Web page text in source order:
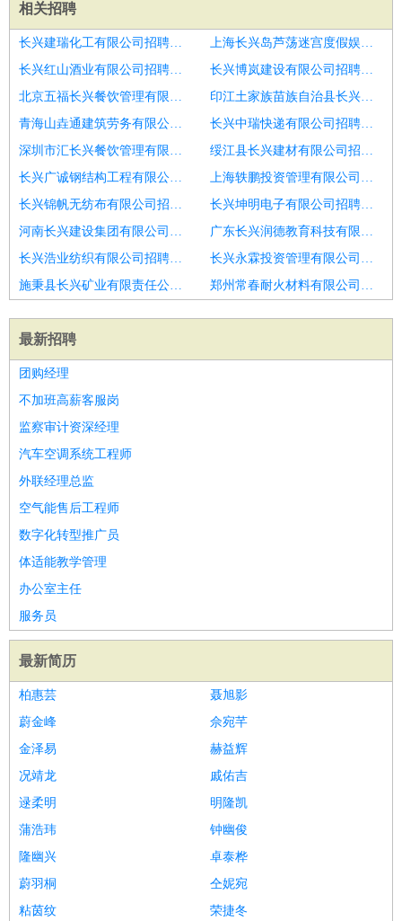
相关招聘
长兴建瑞化工有限公司招聘通信技术支持工程师
上海长兴岛芦荡迷宫度假娱乐有限公司招聘售前技术支持工程师
长兴红山酒业有限公司招聘大客户服务经理售后技术支持
长兴博岚建设有限公司招聘技术支持工程师
北京五福长兴餐饮管理有限责任公司招聘售前售后技术支持
印江土家族苗族自治县长兴小额贷款有限责任公司招聘售前技术支持工程师
青海山垚通建筑劳务有限公司招聘运维经理
长兴中瑞快递有限公司招聘软件售后技术支持
深圳市汇长兴餐饮管理有限公司招聘断桥门窗大工
绥江县长兴建材有限公司招聘钢结构工程师
长兴广诚钢结构工程有限公司招聘驻点）系统集成技术员
上海轶鹏投资管理有限公司招聘售后技术支持主管
长兴锦帆无纺布有限公司招聘技术支持
长兴坤明电子有限公司招聘苏州技术支持工程师
河南长兴建设集团有限公司晋中防腐保温公司招聘暖通技术支持
广东长兴润德教育科技有限公司南通分公司招聘澳门）IT技术员
长兴浩业纺织有限公司招聘技术支持工程师
长兴永霖投资管理有限公司招聘高级技术支持工程师
施秉县长兴矿业有限责任公司招聘技术支持工程师
郑州常春耐火材料有限公司招聘幕墙设计师
最新招聘
团购经理
不加班高薪客服岗
监察审计资深经理
汽车空调系统工程师
外联经理总监
空气能售后工程师
数字化转型推广员
体适能教学管理
办公室主任
服务员
最新简历
柏惠芸
聂旭影
蔚金峰
佘宛芊
金泽易
赫益辉
况靖龙
戚佑吉
逯柔明
明隆凯
蒲浩玮
钟幽俊
隆幽兴
卓泰桦
蔚羽桐
仝妮宛
粘茵纹
荣捷冬